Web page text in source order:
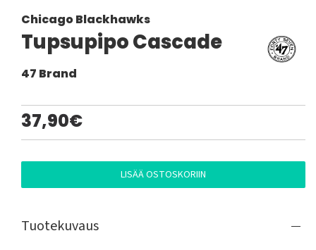
Chicago Blackhawks
Tupsupipo Cascade
47 Brand
37,90€
LISÄÄ OSTOSKORIIN
Tuotekuvaus